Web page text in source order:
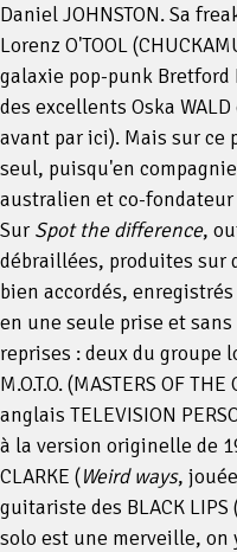
Daniel JOHNSTON. Sa
Lorenz O'TOOL
galaxie pop-punk Bretford
des excellents Oska
avant par ici). Mais sur ce
seul, puisqu'en
australien et co-fondateur
Sur Spot the difference,
débraillées, produites sur
bien accordés,
en une seule prise et
reprises : deux du groupe
M.O.T.O. (MASTERS OF
anglais TELEVISION
à la version originelle de
CLARKE (Weird ways,
guitariste des BLACK
solo est une merveille, on